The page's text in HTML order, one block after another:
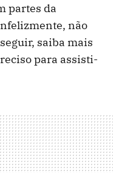
partes da
não
saiba mais
para assisti-